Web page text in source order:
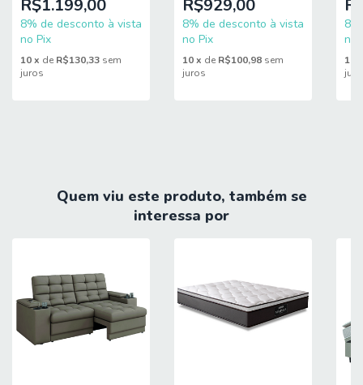
1,67m de largura.
Compre com Entrega Rápida e Condições
Especiais
Mamflex
R$1.199,00
8% de desconto à vista
no Pix
10x de R$130,33 sem
juros
R$929,00
8% de desconto à vista
no Pix
10x de R$100,98 sem
juros
no
10
Quem viu este produto, também se
interessa por